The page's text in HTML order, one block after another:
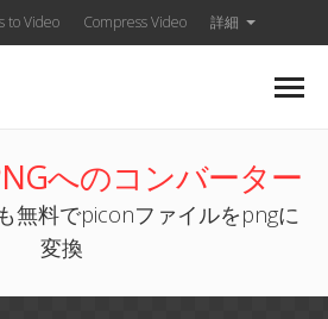
to Video Compress Video 詳細
へのコンバーター
無料でpiconファイルをpngに
変換